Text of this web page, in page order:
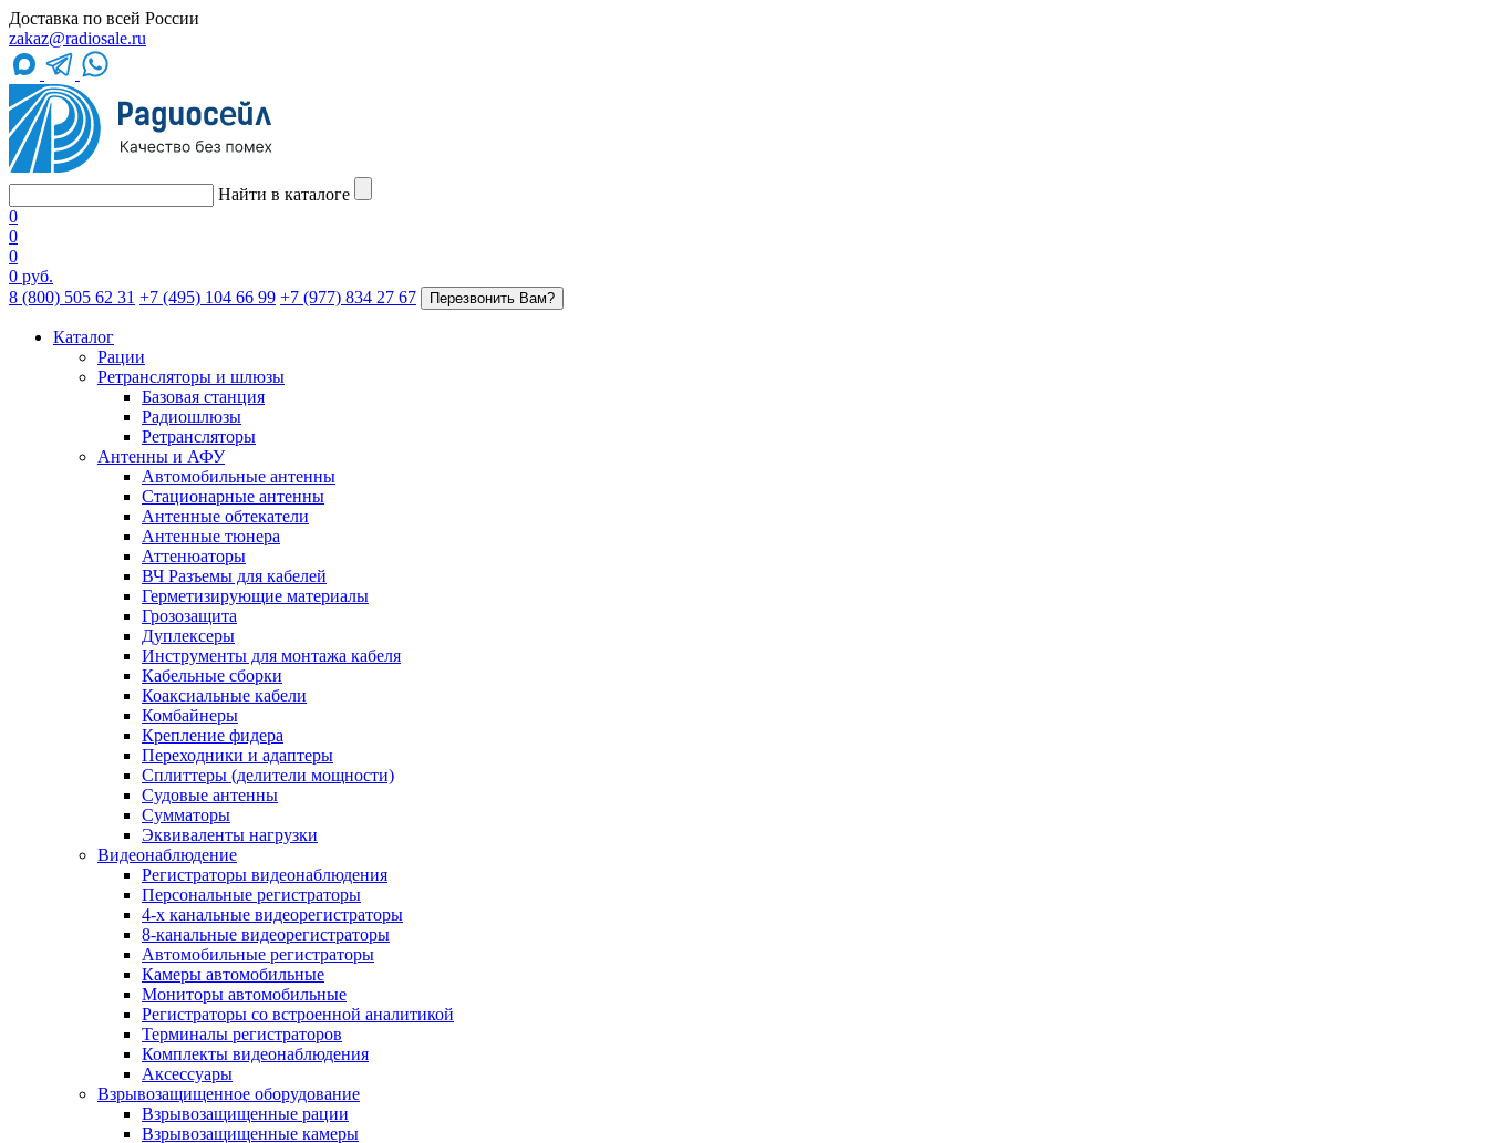
Доставка по всей России
zakaz@radiosale.ru
Найти в каталоге
0
0
0
0 руб.
8 (800) 505 62 31 +7 (495) 104 66 99 +7 (977) 834 27 67 Перезвонить Вам?
Каталог
Рации
Ретрансляторы и шлюзы
Базовая станция
Радиошлюзы
Ретрансляторы
Антенны и АФУ
Автомобильные антенны
Стационарные антенны
Антенные обтекатели
Антенные тюнера
Аттенюаторы
ВЧ Разъемы для кабелей
Герметизирующие материалы
Грозозащита
Дуплексеры
Инструменты для монтажа кабеля
Кабельные сборки
Коаксиальные кабели
Комбайнеры
Крепление фидера
Переходники и адаптеры
Сплиттеры (делители мощности)
Судовые антенны
Сумматоры
Эквиваленты нагрузки
Видеонаблюдение
Регистраторы видеонаблюдения
Персональные регистраторы
4-х канальные видеорегистраторы
8-канальные видеорегистраторы
Автомобильные регистраторы
Камеры автомобильные
Мониторы автомобильные
Регистраторы со встроенной аналитикой
Терминалы регистраторов
Комплекты видеонаблюдения
Аксессуары
Взрывозащищенное оборудование
Взрывозащищенные рации
Взрывозащищенные камеры